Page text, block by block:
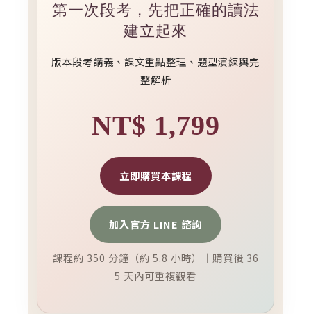
第一次段考，先把正確的讀法
建立起來
版本段考講義、課文重點整理、題型演練與完
整解析
NT$ 1,799
立即購買本課程
加入官方 LINE 諮詢
課程約 350 分鐘（約 5.8 小時）｜購買後 36
5 天內可重複觀看